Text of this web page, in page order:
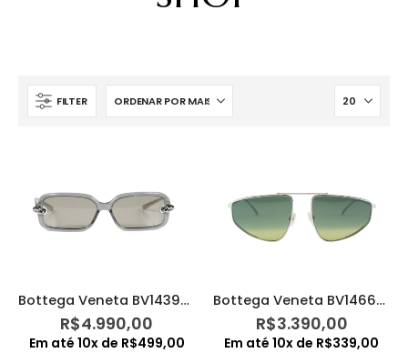
FILTER
Bottega Veneta BV1439S – 004
R$4.990,00
Em até 10x de R$499,00
Bottega Veneta BV1466S – 002
R$3.390,00
Em até 10x de R$339,00